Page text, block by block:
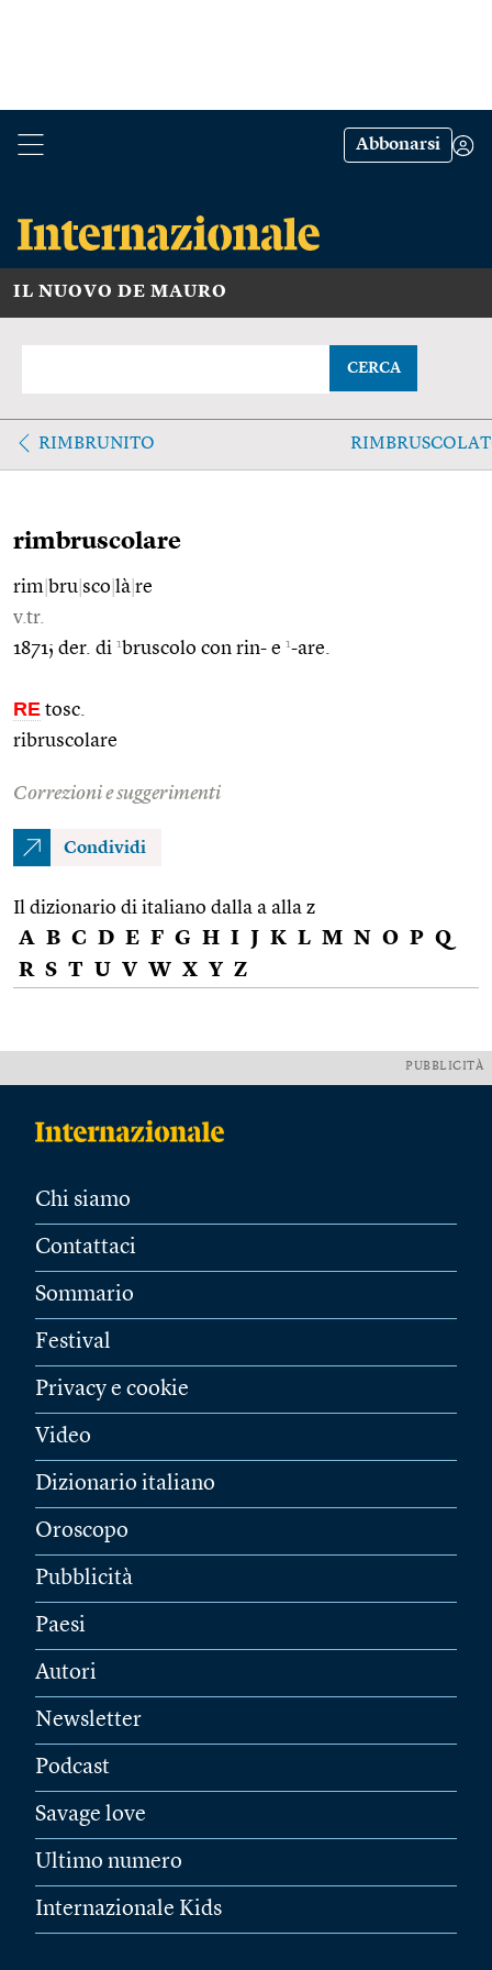
Abbonarsi
IL NUOVO DE MAURO
CERCA
RIMBRUNITO
rimbruscolare
rim bru sco là re
v.tr.
1871; der. di 1bruscolo con rin- e 1-are.
RE tosc.
ribruscolare
Correzioni e suggerimenti
Condividi
Il dizionario di italiano dalla a alla z
A B C D E F G H I J K L M N O P Q
R S T U V W X Y Z
PUBBLICITÀ
Chi siamo
Contattaci
Sommario
Festival
Privacy e cookie
Video
Dizionario italiano
Oroscopo
Pubblicità
Paesi
Autori
Newsletter
Podcast
Savage love
Ultimo numero
Internazionale Kids